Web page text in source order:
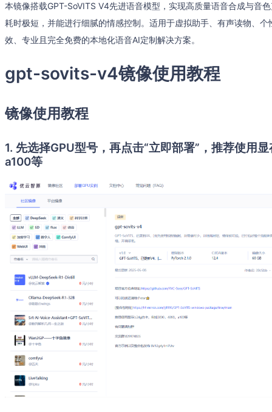
本镜像搭载GPT-SoVITS V4先进语音模型，实现高质量语音合成与音
耗时极短，并能进行细腻的情感控制。适用于虚拟助手、有声读物、
效、专业且完全免费的本地化语音AI定制解决方案。
gpt-sovits-v4镜像使用教程
镜像使用教程
1. 先选择GPU型号，再点击“立即部署”，推荐使
a100等